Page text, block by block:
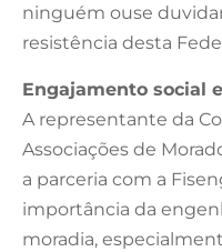
ninguém ouse
resistência desta
Engajamento social
A representante da
Associações de
a parceria com a
importância da
moradia,